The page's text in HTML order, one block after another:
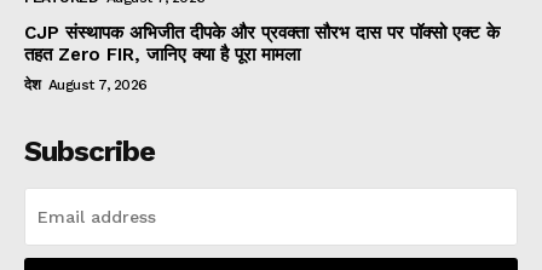
CJP संस्थापक अभिजीत दीपके और प्रवक्ता सौरभ दास पर पॉक्सो एक्ट के
तहत Zero FIR, जानिए क्या है पूरा मामला
देश August 7, 2026
Subscribe